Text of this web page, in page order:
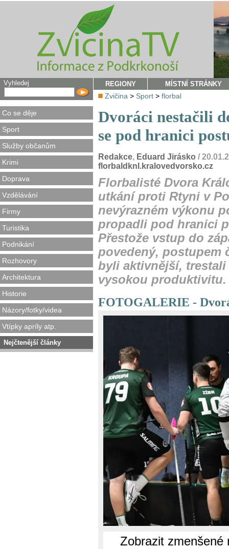
Vyhledej
Co se děje
Sport
Služby občanům
Krimi
Doprava
Vzdělávání
Firmy
Turistika
Podnikání
Rozhovory
Architektura
Historie
Názory/fotky/videa
Vtípky apríly atp.
Nejčtenější články
REGIONY MÍSTNÍ STRÁNKY
Zvičina > Sport > florbal
Dvoráci nestačili
se pod hranici
Redakce, Eduard Jirásko /
florbaldknl.kralovedvorsko.cz
Florbalisté Dvora
utkání proti Rtyni v
nevýrazném výkonu
propadli pod hranici
Přestože vstup do
povedený, postupem
byli aktivnější,
vysokou produktivitu.
FOTOGALERIE -
Zobrazit zmenšené